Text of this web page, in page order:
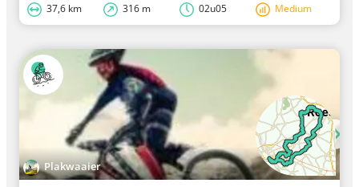
37,6 km 316 m 02u05 Medium
Plakwaaier